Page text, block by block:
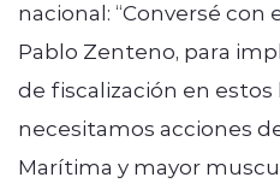
nacional: “Conversé
Pablo Zenteno, para
de fiscalización en
necesitamos acciones
Marítima y mayor